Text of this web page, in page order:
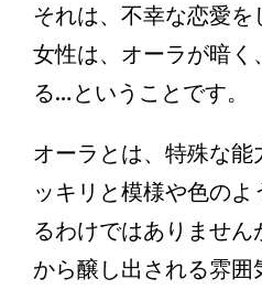
それは、不幸な恋愛
女性は、オーラが暗
る…ということです。
オーラとは、特殊な
ッキリと模様や色のよ
るわけではありませ
から醸し出される雰囲